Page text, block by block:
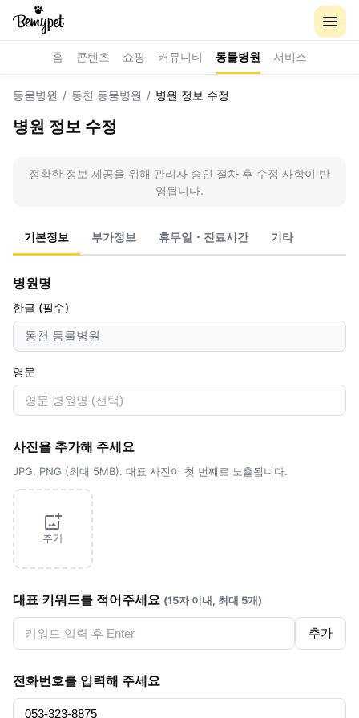
홈 콘텐츠 쇼핑 커뮤니티 동물병원 서비스
동물병원 / 동천 동물병원 / 병원 정보 수정
병원 정보 수정
정확한 정보 제공을 위해 관리자 승인 절차 후 수정 사항이 반
영됩니다.
기본정보 부가정보 휴무일・진료시간 기타
병원명
한글 (필수)
영문
사진을 추가해 주세요
JPG, PNG (최대 5MB). 대표 사진이 첫 번째로 노출됩니다.
추가
대표 키워드를 적어주세요 (15자 이내, 최대 5개)
추가
전화번호를 입력해 주세요